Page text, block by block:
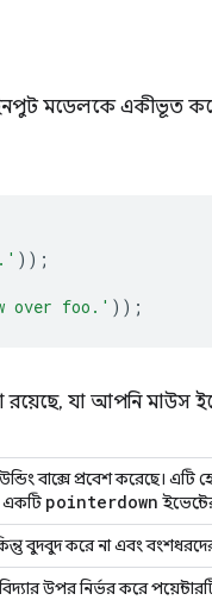
ইনপুট মডেলকে একীভূত
));
over foo.' ));
যা আপনি মাউস
বাক্সে প্রবেশ করেছে।
pointerdown
বুদবুদ করে না এবং
উপর নির্ভর করে